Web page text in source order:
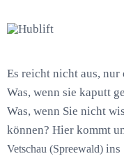
Es reicht nicht aus,
Was, wenn sie kaputt
Was, wenn Sie nicht
können? Hier kommt
Vetschau (Spreewald) ins